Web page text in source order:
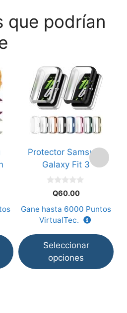
que podrían
Protector Samsung
Galaxy Fit 3
5
Q60.00
Gane hasta 6000 Puntos
VirtualTec.
Seleccionar
opciones
producto
tiene
múltiples
variantes.
Las
pueden
la
página
producto